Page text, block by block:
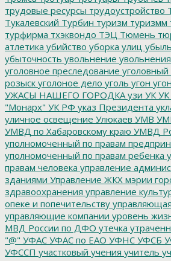
трудовые ресурсы трудоустройство
Тукалевский Турбин туризм туризмм
турфирма тхэквондо ТЭЦ Тюмень
атлетика убийство уборка улиц убыль
убыточность увольнение увольнения
уголовное преследование уголовный
розыск уголоное дело уголь угон
УЖАСЫ НАШЕГО ГОРОДКА узи УК
"Монарх" УК РФ указ Президента
уличное освещение Улюкаев УМВ
УМВД по Хабаровскому краю УМВД
уполномоченный по правам
уполномоченный по правам ребенка
правам человека управление
зданиями Управление ЖКХ мэрии
здравоохранения управление
опеке и попечительству
управляющие компании уровень
МВД России по ДФО утечка
"@" УФАС УФАС по ЕАО УФНС УФСБ
УФССП участковый учения учитель